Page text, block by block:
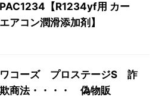
PAC1234【R1234yf用 カー
エアコン潤滑添加剤】
ワコーズ プロステージS 詐
欺商法・・・・ 偽物販